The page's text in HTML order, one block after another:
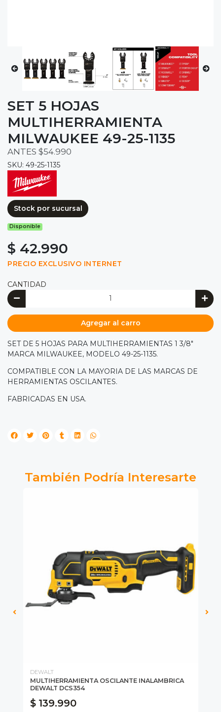
SET 5 HOJAS
MULTIHERRAMIENTA
MILWAUKEE 49-25-1135
ANTES $54.990
SKU: 49-25-1135
Stock por sucursal
Disponible
$ 42.990
PRECIO EXCLUSIVO INTERNET
CANTIDAD
Agregar al carro
SET DE 5 HOJAS PARA MULTIHERRAMIENTAS 1 3/8"
MARCA MILWAUKEE, MODELO 49-25-1135.
COMPATIBLE CON LA MAYORIA DE LAS MARCAS DE
HERRAMIENTAS OSCILANTES.
FABRICADAS EN USA.
También Podría Interesarte
DEWALT
MULTIHERRAMIENTA OSCILANTE INALAMBRICA
DEWALT DCS354
$ 139.990